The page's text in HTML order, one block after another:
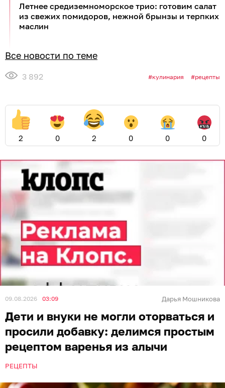
Летнее средиземноморское трио: готовим салат
из свежих помидоров, нежной брынзы и терпких
маслин
Все новости по теме
3 892 кулинария рецепты
2 0 2 0 0 0
09.08.2026 03:09 Дарья Мошникова
Дети и внуки не могли оторваться и
просили добавку: делимся простым
рецептом варенья из алычи
РЕЦЕПТЫ